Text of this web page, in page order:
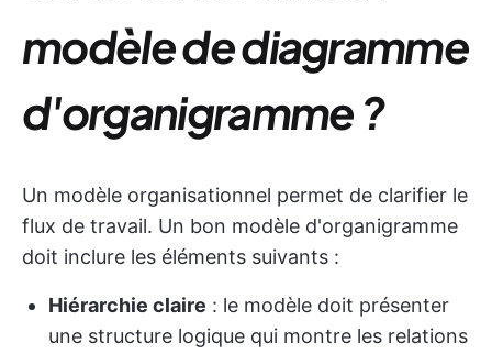
modèle de diagramme
d'organigramme ?
Un modèle organisationnel permet de clarifier le
flux de travail. Un bon modèle d'organigramme
doit inclure les éléments suivants :
Hiérarchie claire : le modèle doit présenter
une structure logique qui montre les relations